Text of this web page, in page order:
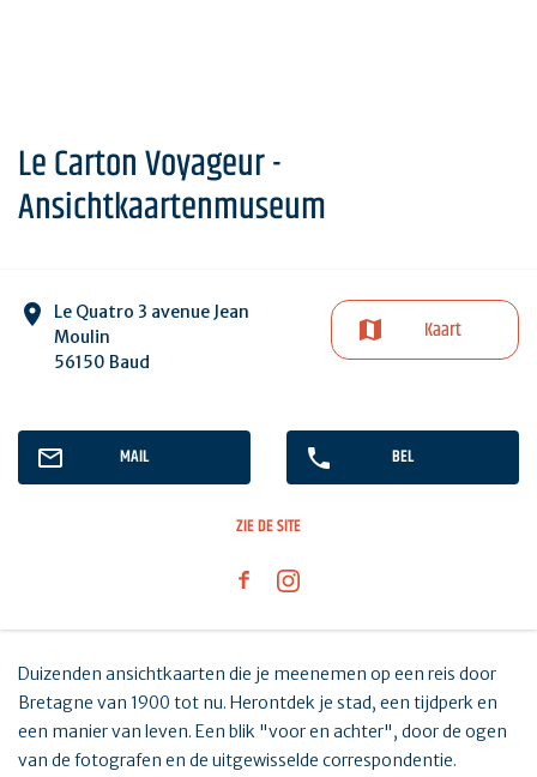
Le Carton Voyageur -
Ansichtkaartenmuseum
Le Quatro 3 avenue Jean
Moulin
56150 Baud
Kaart
MAIL BEL
ZIE DE SITE
Duizenden ansichtkaarten die je meenemen op een reis door
Bretagne van 1900 tot nu. Herontdek je stad, een tijdperk en
een manier van leven. Een blik "voor en achter", door de ogen
van de fotografen en de uitgewisselde correspondentie.